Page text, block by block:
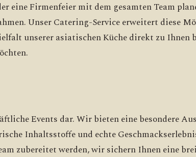
eine Firmenfeier mit dem gesamten Team
Unser Catering-Service erweitert diese
unserer asiatischen Küche direkt zu Ihnen
Events dar. Wir bieten eine besondere
Inhaltsstoffe und echte
zubereitet werden, wir sichern Ihnen eine